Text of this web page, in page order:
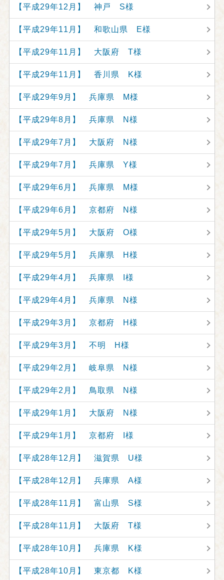
【平成29年12月】 神戸 S様
【平成29年11月】 和歌山県 E様
【平成29年11月】 大阪府 T様
【平成29年11月】 香川県 K様
【平成29年9月】 兵庫県 M様
【平成29年8月】 兵庫県 N様
【平成29年7月】 大阪府 N様
【平成29年7月】 兵庫県 Y様
【平成29年6月】 兵庫県 M様
【平成29年6月】 京都府 N様
【平成29年5月】 大阪府 O様
【平成29年5月】 兵庫県 H様
【平成29年4月】 兵庫県 I様
【平成29年4月】 兵庫県 N様
【平成29年3月】 京都府 H様
【平成29年3月】 不明 H様
【平成29年2月】 岐阜県 N様
【平成29年2月】 鳥取県 N様
【平成29年1月】 大阪府 N様
【平成29年1月】 京都府 I様
【平成28年12月】 滋賀県 U様
【平成28年12月】 兵庫県 A様
【平成28年11月】 富山県 S様
【平成28年11月】 大阪府 T様
【平成28年10月】 兵庫県 K様
【平成28年10月】 東京都 K様